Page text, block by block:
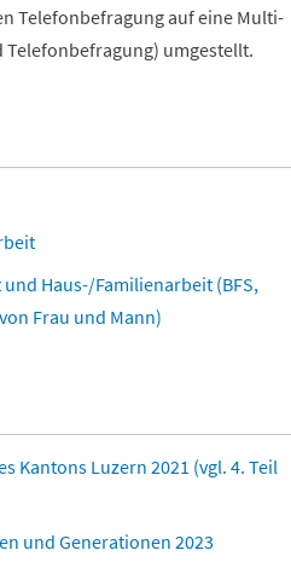
Telefonbefragung auf eine Multi-
umgestellt.
Haus-/Familienarbeit (BFS,
Frau und Mann)
Kantons Luzern 2021 (vgl. 4. Teil
und Generationen 2023